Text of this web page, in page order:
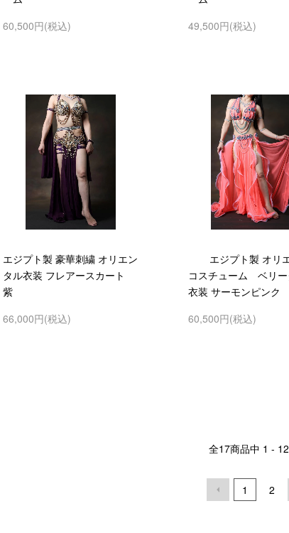
60,500円(税込)
49,500円(税込)
エジプト製 豪華刺繍 オリエン
タル衣装 フレアースカート
紫
66,000円(税込)
エジプト製 オリ
コスチューム ベリー
衣装 サーモンピンク
60,500円(税込)
全17商品中 1 - 12
1 2